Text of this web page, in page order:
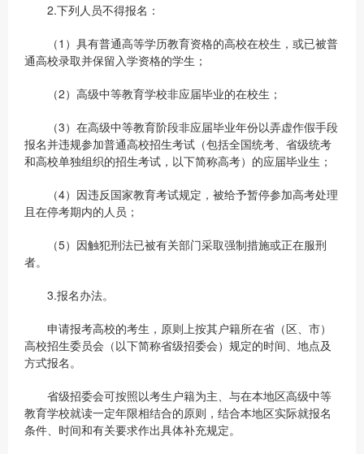
2.下列人员不得报名：
（1）具有普通高等学历教育资格的高校在校生，或已被普
通高校录取并保留入学资格的学生；
（2）高级中等教育学校非应届毕业的在校生；
（3）在高级中等教育阶段非应届毕业年份以弄虚作假手段
报名并违规参加普通高校招生考试（包括全国统考、省级统考
和高校单独组织的招生考试，以下简称高考）的应届毕业生；
（4）因违反国家教育考试规定，被给予暂停参加高考处理
且在停考期内的人员；
（5）因触犯刑法已被有关部门采取强制措施或正在服刑
者。
3.报名办法。
申请报考高校的考生，原则上按其户籍所在省（区、市）
高校招生委员会（以下简称省级招委会）规定的时间、地点及
方式报名。
省级招委会可按照以考生户籍为主、与在本地区高级中等
教育学校就读一定年限相结合的原则，结合本地区实际就报名
条件、时间和有关要求作出具体补充规定。